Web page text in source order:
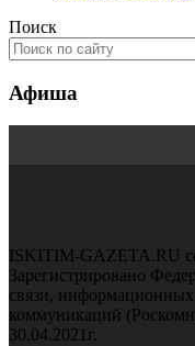
Поиск
Афиша
ISKITIM-GAZETA.RU
Зарегистрировано
связи,
коммуникаций
30.04.2021г.